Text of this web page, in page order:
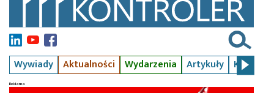
Wywiady Aktualności Wydarzenia Artykuły Kursy